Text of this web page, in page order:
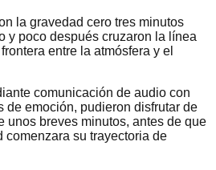
la gravedad cero tres minutos
y poco después cruzaron la línea
entre la atmósfera y el
comunicación de audio con
de emoción, pudieron disfrutar de
unos breves minutos, antes de que
comenzara su trayectoria de